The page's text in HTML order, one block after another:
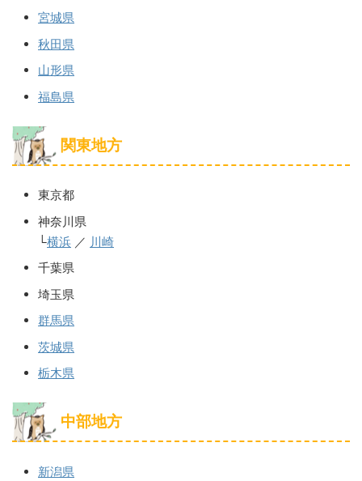
宮城県
秋田県
山形県
福島県
関東地方
東京都
神奈川県
└横浜 ／ 川崎
千葉県
埼玉県
群馬県
茨城県
栃木県
中部地方
新潟県